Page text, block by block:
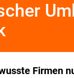
Firmen